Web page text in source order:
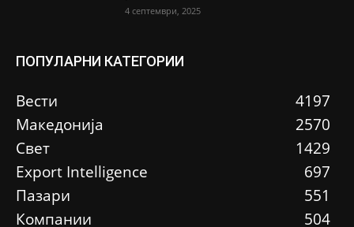
4 септември, 2025
ПОПУЛАРНИ КАТЕГОРИИ
Вести
4197
Македонија
2570
Свет
1429
Еxport Intelligence
697
Пазари
551
Компании
504